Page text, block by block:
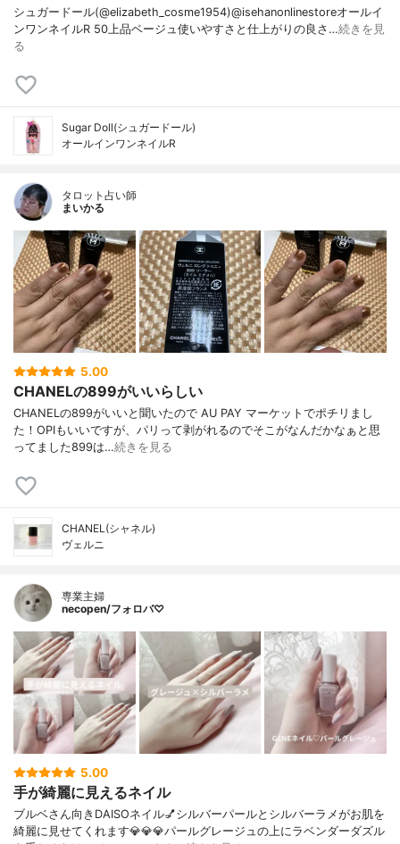
シュガードール(@elizabeth_cosme1954)@isehanonlinestoreオールイ
ンワンネイルR 50上品ベージュ使いやすさと仕上がりの良さ…続きを見
る
Sugar Doll(シュガードール)
オールインワンネイルR
タロット占い師
まいかる
5.00
CHANELの899がいいらしい
CHANELの899がいいと聞いたので AU PAY マーケットでポチリまし
た！OPIもいいですが、パリって剥がれるのでそこがなんだかなぁと思
ってました899は…続きを見る
CHANEL(シャネル)
ヴェルニ
専業主婦
necopen/フォロバ♡
5.00
手が綺麗に見えるネイル
ブルベさん向きDAISOネイル💅シルバーパールとシルバーラメがお肌を
綺麗に見せてくれます💎💎💎パールグレージュの上にラベンダーダズル